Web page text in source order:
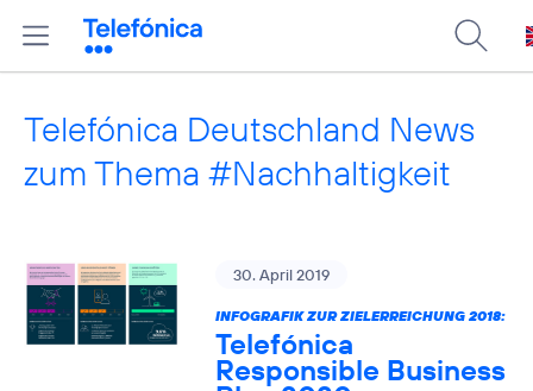
Telefónica Deutschland News
zum Thema #Nachhaltigkeit
30. April 2019
INFOGRAFIK ZUR ZIELERREICHUNG 2018:
Telefónica
Responsible Business